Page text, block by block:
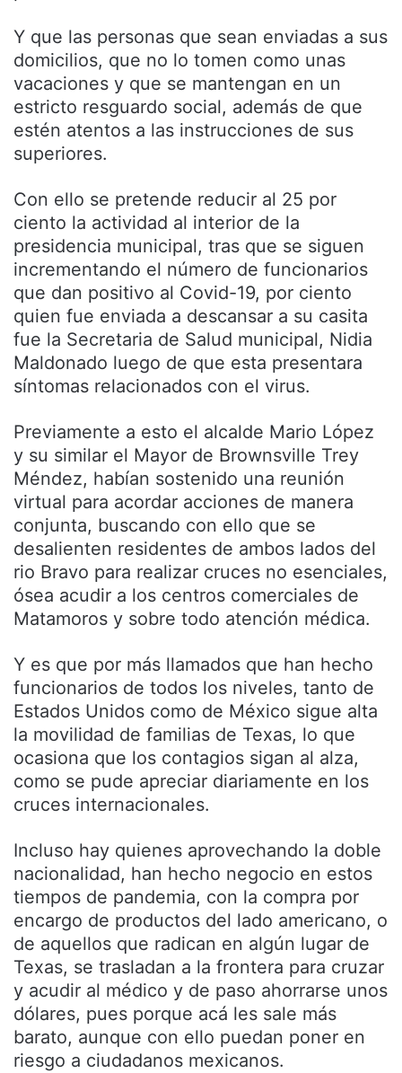
Y que las personas que sean enviadas a sus
domicilios, que no lo tomen como unas
vacaciones y que se mantengan en un
estricto resguardo social, además de que
estén atentos a las instrucciones de sus
superiores.
Con ello se pretende reducir al 25 por
ciento la actividad al interior de la
presidencia municipal, tras que se siguen
incrementando el número de funcionarios
que dan positivo al Covid-19, por ciento
quien fue enviada a descansar a su casita
fue la Secretaria de Salud municipal, Nidia
Maldonado luego de que esta presentara
síntomas relacionados con el virus.
Previamente a esto el alcalde Mario López
y su similar el Mayor de Brownsville Trey
Méndez, habían sostenido una reunión
virtual para acordar acciones de manera
conjunta, buscando con ello que se
desalienten residentes de ambos lados del
rio Bravo para realizar cruces no esenciales,
ósea acudir a los centros comerciales de
Matamoros y sobre todo atención médica.
Y es que por más llamados que han hecho
funcionarios de todos los niveles, tanto de
Estados Unidos como de México sigue alta
la movilidad de familias de Texas, lo que
ocasiona que los contagios sigan al alza,
como se pude apreciar diariamente en los
cruces internacionales.
Incluso hay quienes aprovechando la doble
nacionalidad, han hecho negocio en estos
tiempos de pandemia, con la compra por
encargo de productos del lado americano, o
de aquellos que radican en algún lugar de
Texas, se trasladan a la frontera para cruzar
y acudir al médico y de paso ahorrarse unos
dólares, pues porque acá les sale más
barato, aunque con ello puedan poner en
riesgo a ciudadanos mexicanos.